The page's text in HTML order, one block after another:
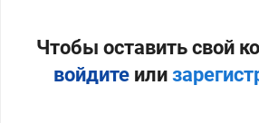
Чтобы оставить свой
войдитеили